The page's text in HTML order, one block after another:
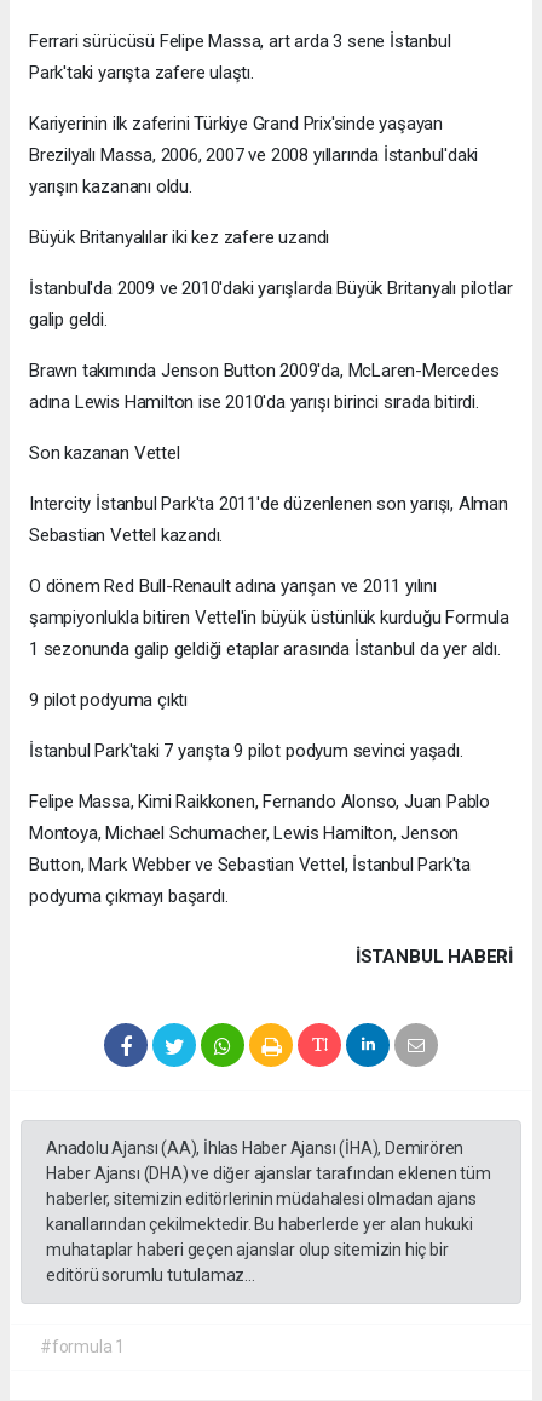
Ferrari sürücüsü Felipe Massa, art arda 3 sene İstanbul
Park'taki yarışta zafere ulaştı.
Kariyerinin ilk zaferini Türkiye Grand Prix'sinde yaşayan
Brezilyalı Massa, 2006, 2007 ve 2008 yıllarında İstanbul'daki
yarışın kazananı oldu.
Büyük Britanyalılar iki kez zafere uzandı
İstanbul'da 2009 ve 2010'daki yarışlarda Büyük Britanyalı pilotlar
galip geldi.
Brawn takımında Jenson Button 2009'da, McLaren-Mercedes
adına Lewis Hamilton ise 2010'da yarışı birinci sırada bitirdi.
Son kazanan Vettel
Intercity İstanbul Park'ta 2011'de düzenlenen son yarışı, Alman
Sebastian Vettel kazandı.
O dönem Red Bull-Renault adına yarışan ve 2011 yılını
şampiyonlukla bitiren Vettel'in büyük üstünlük kurduğu Formula
1 sezonunda galip geldiği etaplar arasında İstanbul da yer aldı.
9 pilot podyuma çıktı
İstanbul Park'taki 7 yarışta 9 pilot podyum sevinci yaşadı.
Felipe Massa, Kimi Raikkonen, Fernando Alonso, Juan Pablo
Montoya, Michael Schumacher, Lewis Hamilton, Jenson
Button, Mark Webber ve Sebastian Vettel, İstanbul Park'ta
podyuma çıkmayı başardı.
İSTANBUL HABERİ
Anadolu Ajansı (AA), İhlas Haber Ajansı (İHA), Demirören
Haber Ajansı (DHA) ve diğer ajanslar tarafından eklenen tüm
haberler, sitemizin editörlerinin müdahalesi olmadan ajans
kanallarından çekilmektedir. Bu haberlerde yer alan hukuki
muhataplar haberi geçen ajanslar olup sitemizin hiç bir
editörü sorumlu tutulamaz...
#formula 1